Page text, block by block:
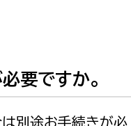
要ですか。
は別途お手続きが必